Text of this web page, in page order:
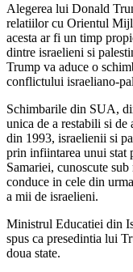
Alegerea lui Donald
relatiilor cu Orientul
acesta ar fi un timp
dintre israelieni si
Trump va aduce o
conflictului israeliano-
Schimbarile din SUA,
unica de a restabili si
din 1993, israelienii si
prin infiintarea unui stat
Samariei, cunoscute
conduce in cele din
a mii de israelieni.
Ministrul Educatiei din
spus ca presedintia lui
doua state.